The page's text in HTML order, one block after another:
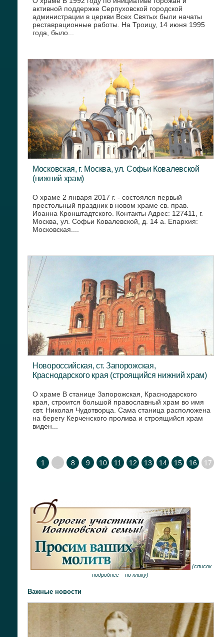
активной поддержке Серпуховской городской
администрации в церкви Всех Святых были начаты
реставрационные работы. На Троицу, 14 июня 1995
года, было...
Московская, г. Москва, ул. Софьи Ковалевской
(нижний храм)
О храме 2 января 2017 г. - состоялся первый
престольный праздник в новом храме св. прав.
Иоанна Кронштадтского. Контакты Адрес: 127411, г.
Москва, ул. Софьи Ковалевской, д. 14 а. Епархия:
Московская....
Новороссийская, ст. Запорожская,
Краснодарского края (строящийся нижний храм)
О храме В станице Запорожская, Краснодарского
края, строится большой православный храм во имя
свт. Николая Чудотворца. Сама станица расположена
на берегу Керченского пролива и строящийся храм
виден...
1 8 9 10 11 12 13 14 15 16 17
(список
подробнее – по клику)
Важные новости